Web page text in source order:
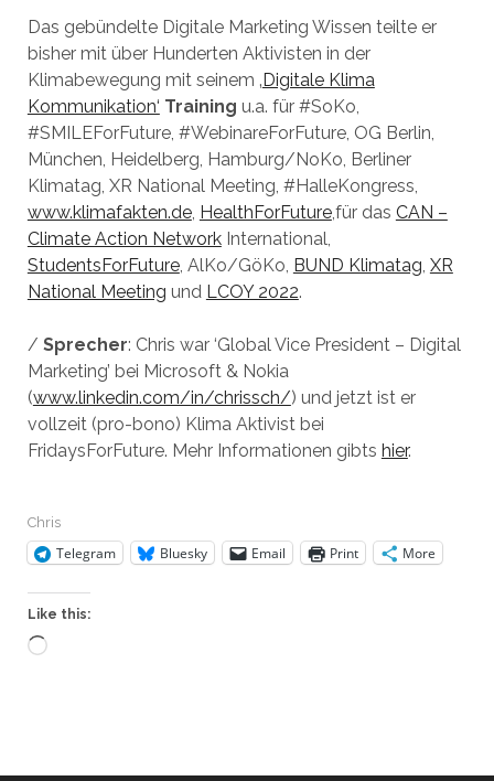
Das gebündelte Digitale Marketing Wissen teilte er
bisher mit über Hunderten Aktivisten in der
Klimabewegung mit seinem ‚Digitale Klima
Kommunikation‘ Training u.a. für #SoKo,
#SMILEForFuture, #WebinareForFuture, OG Berlin,
München, Heidelberg, Hamburg/NoKo, Berliner
Klimatag, XR National Meeting, #HalleKongress,
www.klimafakten.de, HealthForFuture,für das CAN –
Climate Action NetworkInternational,
StudentsForFuture, AlKo/GöKo, BUND Klimatag, XR
National Meeting und LCOY 2022.
/ Sprecher: Chris war ‘Global Vice President – Digital
Marketing’ bei Microsoft & Nokia
(www.linkedin.com/in/chrissch/) und jetzt ist er
vollzeit (pro-bono) Klima Aktivist bei
FridaysForFuture. Mehr Informationen gibts hier.
Chris
Telegram Bluesky Email Print More
Like this:
Loading…